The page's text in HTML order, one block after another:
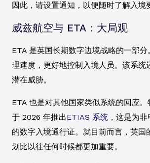
因此，请设置通知，以便随时了解入境
威兹航空与 ETA：大局观
ETA 是英国长期数字边境战略的一部
理速度，更好地控制入境人员。该系统
潜在威胁。
ETA 也是对其他国家类似系统的回应
于 2026 年推出ETIAS 系统 ，这是为
的数字入境通行证。就目前而言，英国
划比以往任何时候都更加重要。